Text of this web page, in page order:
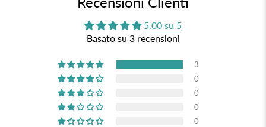
5.00 su 5
Basato su 3 recensioni
3
0
0
0
0